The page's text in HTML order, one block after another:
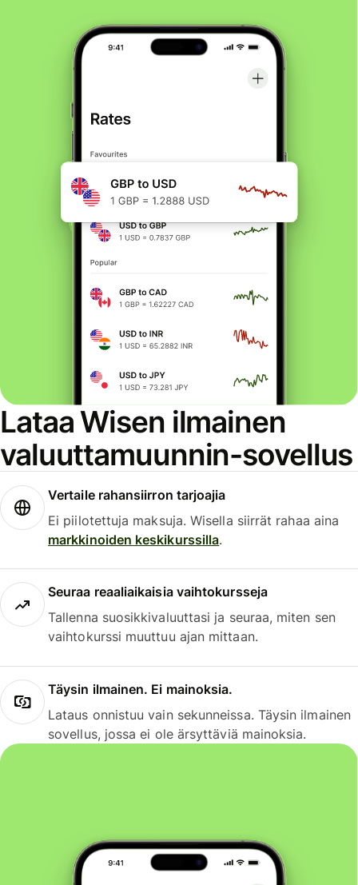
Lataa Wisen ilmainen
valuuttamuunnin-sovellus
Vertaile rahansiirron tarjoajia
Ei piilotettuja maksuja. Wisella siirrät rahaa aina
markkinoiden keskikurssilla.
Seuraa reaaliaikaisia vaihtokursseja
Tallenna suosikkivaluuttasi ja seuraa, miten sen
vaihtokurssi muuttuu ajan mittaan.
Täysin ilmainen. Ei mainoksia.
Lataus onnistuu vain sekunneissa. Täysin ilmainen
sovellus, jossa ei ole ärsyttäviä mainoksia.